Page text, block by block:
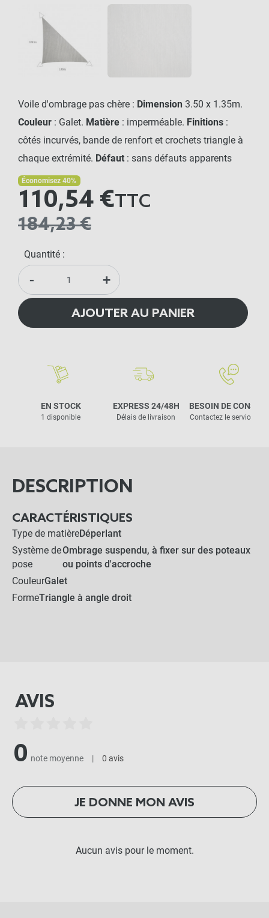
Voile d'ombrage pas chère : Dimension 3.50 x 1.35m.
Couleur : Galet. Matière : imperméable. Finitions :
côtés incurvés, bande de renfort et crochets triangle à
chaque extrémité. Défaut : sans défauts apparents
Économisez 40%
110,54 €TTC
184,23 €
Quantité :
- +
AJOUTER AU PANIER
EN STOCK
1 disponible
EXPRESS 24/48H
Délais de livraison
BESOIN DE CONSEIL
Contactez le service
DESCRIPTION
CARACTÉRISTIQUES
Type de matièreDéperlant
Système de
pose
Ombrage suspendu, à fixer sur des poteaux
ou points d'accroche
CouleurGalet
FormeTriangle à angle droit
AVIS
0 note moyenne | 0 avis
JE DONNE MON AVIS
Aucun avis pour le moment.